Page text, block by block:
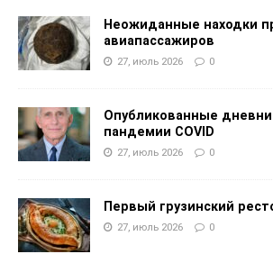
Неожиданные находки
авиапассажиров
27, июль 2026 0
Опубликованные
пандемии COVID
27, июль 2026 0
Первый грузинский
27, июль 2026 0